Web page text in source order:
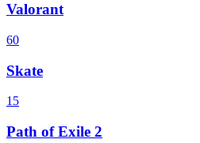
Valorant
60
Skate
15
Path of Exile 2